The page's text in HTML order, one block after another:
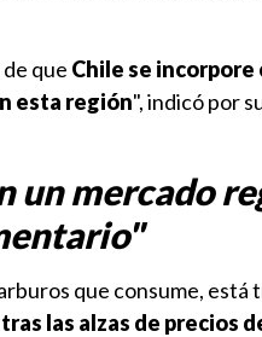
que Chile se
esta región", indicó por
un mercado
que consume, está
tras las alzas de precios